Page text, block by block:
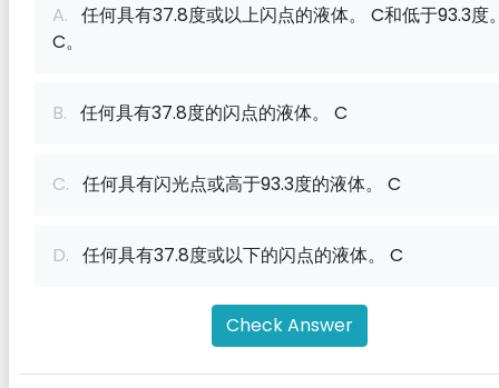
A. 任何具有37.8度或以上闪点的液体。 C和低于93.3度
C。
B. 任何具有37.8度的闪点的液体。 C
C. 任何具有闪光点或高于93.3度的液体。 C
D. 任何具有37.8度或以下的闪点的液体。 C
Check Answer